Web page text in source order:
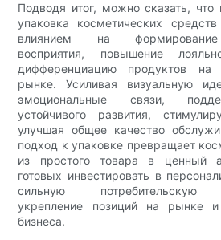
Подводя итог, можно сказать, что
упаковка косметических
влиянием на формирование
восприятия, повышение
дифференциацию продуктов на
рынке. Усиливая визуальную
эмоциональные связи,
устойчивого развития,
улучшая общее качество
подход к упаковке превращает
из простого товара в ценный
готовых инвестировать в
сильную потребительскую
укрепление позиций на рынке
бизнеса.